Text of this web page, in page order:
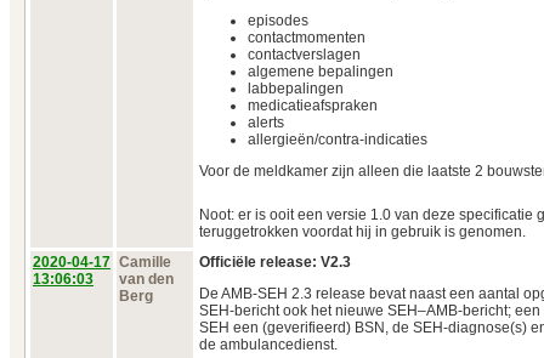
episodes
contactmomenten
contactverslagen
algemene bepalingen
labbepalingen
medicatieafspraken
alerts
allergieën/contra-indicaties
Voor de meldkamer zijn alleen die laatste 2
Noot: er is ooit een versie 1.0 van deze specificatie
teruggetrokken voordat hij in gebruik is genomen.
2020‑04‑17
13:06:03
Camille
van den
Berg
Officiële release: V2.3
De AMB-SEH 2.3 release bevat naast een aantal
SEH-bericht ook het nieuwe SEH–AMB-bericht;
SEH een (geverifieerd) BSN, de SEH-diagnose(s)
de ambulancedienst.